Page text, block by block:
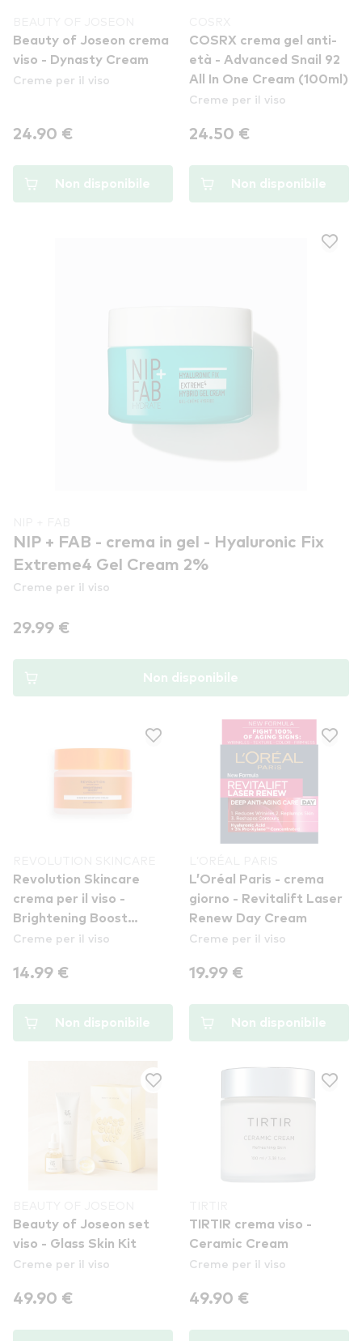
Beauty of Joseon crema
viso - Dynasty Cream
Creme per il viso
24.90 €
Non disponibile
COSRX crema gel anti-
età - Advanced Snail 92
All In One Cream (100ml)
Creme per il viso
24.50 €
Non disponibile
NIP + FAB - crema in gel - Hyaluronic Fix
Extreme4 Gel Cream 2%
Creme per il viso
29.99 €
Non disponibile
Revolution Skincare
crema per il viso -
Brightening Boost
Moisture Cream with
Creme per il viso
14.99 €
Non disponibile
L’Oréal Paris - crema
giorno - Revitalift Laser
Renew Day Cream
Creme per il viso
19.99 €
Non disponibile
Beauty of Joseon set
viso - Glass Skin Kit
Creme per il viso
49.90 €
TIRTIR crema viso -
Ceramic Cream
Creme per il viso
49.90 €